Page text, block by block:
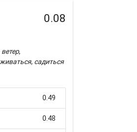
0.08
ветер,
, садиться
0.49
0.48